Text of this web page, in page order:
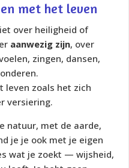
met het leven
over heiligheid of
aanwezig zijn, over
zingen, dansen,
leven zoals het zich
versiering.
natuur, met de aarde,
je je ook met je eigen
wat je zoekt — wijsheid,